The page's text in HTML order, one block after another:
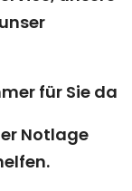
für Sie da
Notlage